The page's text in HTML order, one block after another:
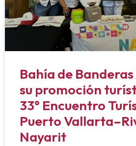
Bahía de
su promoción
33° Encuentro
Puerto
Nayarit